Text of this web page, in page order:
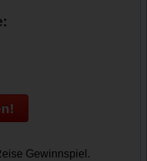
Gewinnspiel.